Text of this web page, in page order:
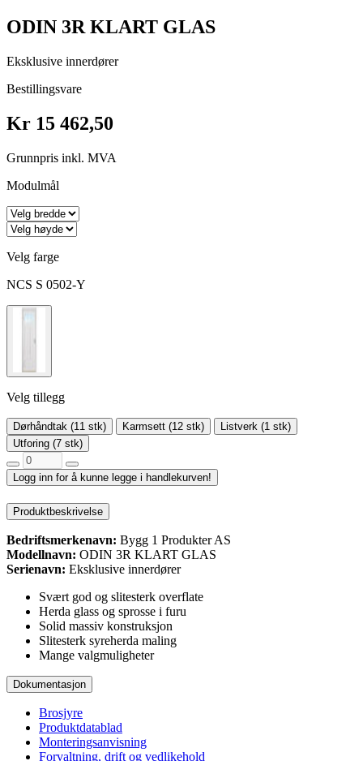
ODIN 3R KLART GLAS
Eksklusive innerdører
Bestillingsvare
Kr 15 462,50
Grunnpris inkl. MVA
Modulmål
Velg farge
NCS S 0502-Y
Velg tillegg
Dørhåndtak (11 stk) Karmsett (12 stk)
Listverk (1 stk)
Utforing (7 stk)
Logg inn for å kunne legge i handlekurven!
Produktbeskrivelse
Bedriftsmerkenavn: Bygg 1 Produkter AS
Modellnavn: ODIN 3R KLART GLAS
Serienavn: Eksklusive innerdører
Svært god og slitesterk overflate
Herda glass og sprosse i furu
Solid massiv konstruksjon
Slitesterk syreherda maling
Mange valgmuligheter
Dokumentasjon
Brosjyre
Produktdatablad
Monteringsanvisning
Forvaltning, drift og vedlikehold